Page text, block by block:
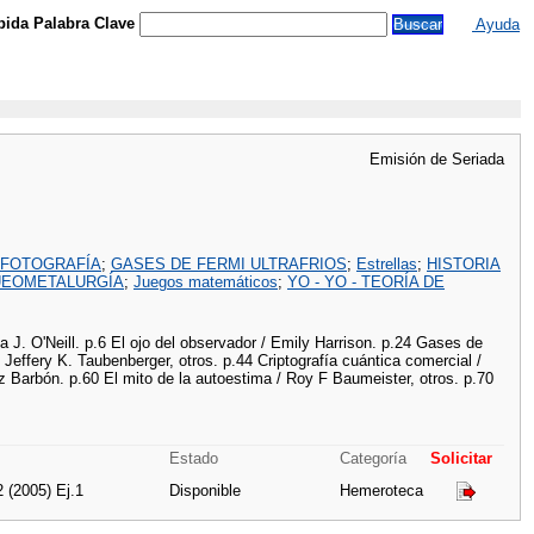
Palabra Clave Ayuda
Emisión de Seriada
; GASES DE FERMI ULTRAFRIOS; Estrellas; HISTORIA
; Juegos matemáticos; YO - YO - TEORÍA DE
O'Neill. p.6 El ojo del observador / Emily Harrison. p.24 Gases de
K. Taubenberger, otros. p.44 Criptografía cuántica comercial /
p.60 El mito de la autoestima / Roy F Baumeister, otros. p.70
Estado Categoría
Solicitar
(2005) Ej.1
Disponible Hemeroteca